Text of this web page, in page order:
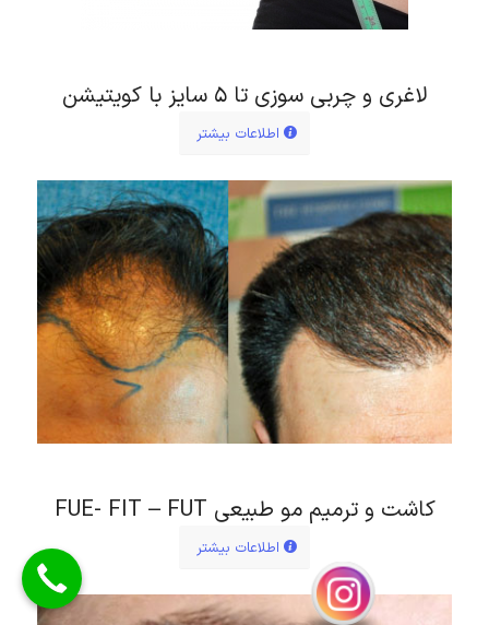
لاغری و چربی سوزی تا ۵ سایز با کویتیشن
اطلاعات بیشتر
کاشت و ترمیم مو طبیعی FUE- FIT – FUT
اطلاعات بیشتر